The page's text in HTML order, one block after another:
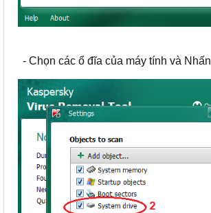
- Chọn các ổ đĩa của máy tính và Nhấn